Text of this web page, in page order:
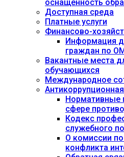
оснащенность
Доступная среда
Платные услуги
Финансово-
Информация
граждан по
Вакантные места
обучающихся
Международное
Нормативные
сфере
Кодекс
служебного
О комиссии
конфликта